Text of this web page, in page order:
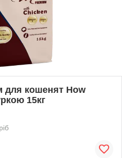
для кошенят How
15кг